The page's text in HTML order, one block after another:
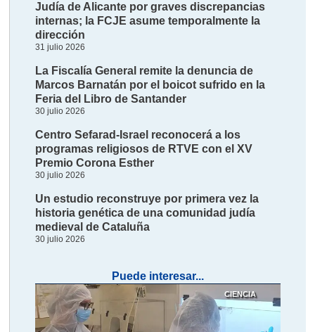
Judía de Alicante por graves discrepancias
internas; la FCJE asume temporalmente la
dirección
31 julio 2026
La Fiscalía General remite la denuncia de
Marcos Barnatán por el boicot sufrido en la
Feria del Libro de Santander
30 julio 2026
Centro Sefarad-Israel reconocerá a los
programas religiosos de RTVE con el XV
Premio Corona Esther
30 julio 2026
Un estudio reconstruye por primera vez la
historia genética de una comunidad judía
medieval de Cataluña
30 julio 2026
Puede interesar...
CIENCIA